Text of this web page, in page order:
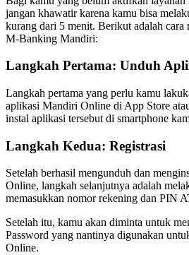
jangan khawatir karena kamu bisa
kurang dari 5 menit. Berikut adalah
M-Banking Mandiri:
Langkah Pertama: Unduh
Langkah pertama yang perlu kamu
aplikasi Mandiri Online di App Store
instal aplikasi tersebut di smartphone
Langkah Kedua: Registrasi
Setelah berhasil mengunduh dan
Online, langkah selanjutnya adalah
memasukkan nomor rekening dan PIN
Setelah itu, kamu akan diminta untuk
Password yang nantinya digunakan
Online.